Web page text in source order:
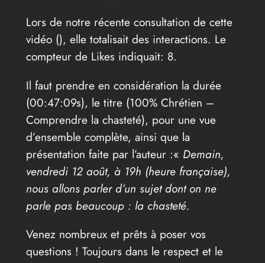
Lors de notre récente consultation de cette
vidéo (), elle totalisait des interactions. Le
compteur de Likes indiquait: 8.
Il faut prendre en considération la durée
(00:47:09s), le titre (100% Chrétien –
Comprendre la chasteté), pour une vue
d’ensemble complète, ainsi que la
présentation faite par l’auteur :« Demain,
vendredi 12 août, à 19h (heure française),
nous allons parler d’un sujet dont on ne
parle pas beaucoup : la chasteté.
Venez nombreux et prêts à poser vos
questions ! Toujours dans le respect et le